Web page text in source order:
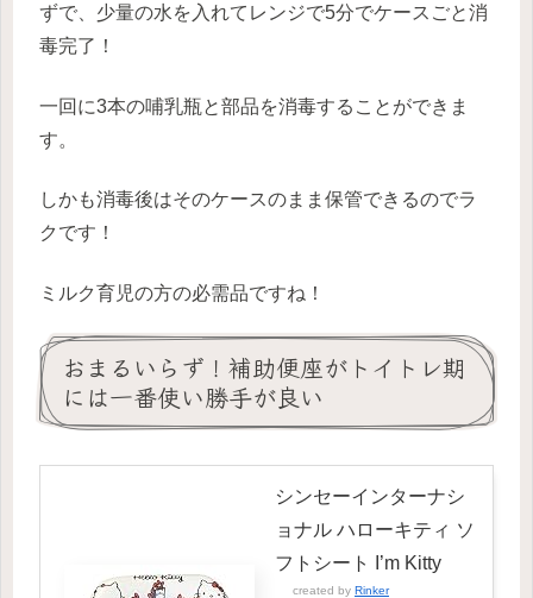
ずで、少量の水を入れてレンジで5分でケースごと消
毒完了！
一回に3本の哺乳瓶と部品を消毒することができま
す。
しかも消毒後はそのケースのまま保管できるのでラ
クです！
ミルク育児の方の必需品ですね！
おまるいらず！補助便座がトイトレ期
には一番使い勝手が良い
シンセーインターナシ
ョナル ハローキティ ソ
フトシート I’m Kitty
created by Rinker